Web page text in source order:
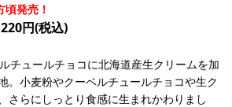
発売！
円(税込)
チュールチョコに北海道産生クリームを加
。小麦粉やクーベルチュールチョコや生ク
さらにしっとり食感に生まれかわりまし